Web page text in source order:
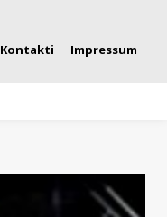
Kontakti Impressum